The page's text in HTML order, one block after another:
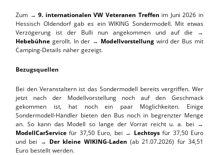
Zum →9. internationalen VW Veteranen Treffen im Juni 2026 in
Hessisch Oldendorf gab es ein WIKING Sondermodell. Mit etwas
Verzögerung ist der Bulli nun angekommen und auf die →
Hebebühne gerollt. In der → Modellvorstellungwird der Bus mit
Camping-Details näher gezeigt.
Bezugsquellen
Bei den Veranstaltern ist das Sondermodell bereits vergriffen. Wer
jetzt nach der Modellvorstellung noch auf den Geschmack
gekommen ist, hat noch ein paar Möglichkeiten. Einige
Sondermodell-Händler bieten den Bus noch in begrenzter Menge
an. So kann das Modell so lange der Vorrat reicht u. a. bei →
ModellCarService für 37,50 Euro, bei → Lechtoysfür 37,50 Euro
und bei → Der kleine WIKING-Laden (ab 21.07.2026) für 34,51
Euro bestellt werden.